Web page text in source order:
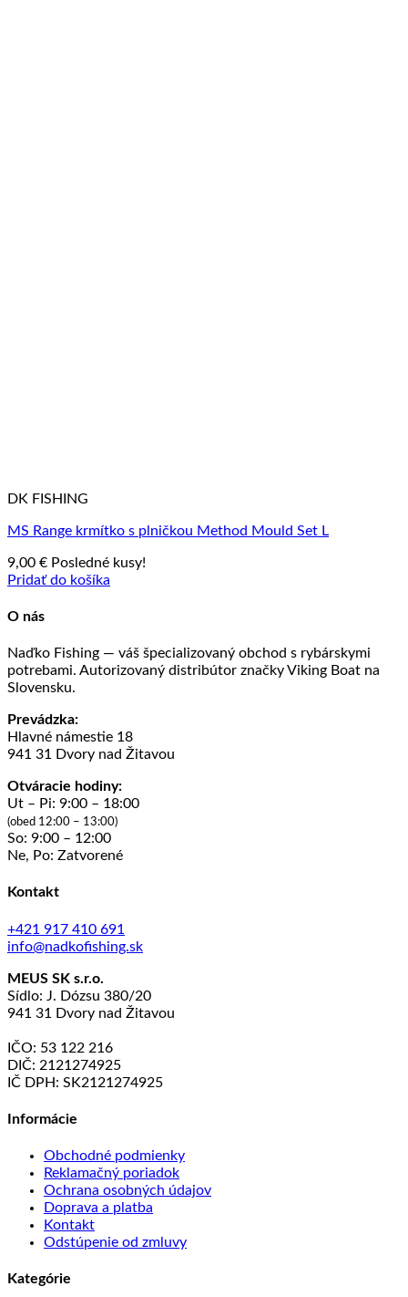
DK FISHING
MS Range krmítko s plničkou Method Mould Set L
9,00 € Posledné kusy!
Pridať do košíka
O nás
Naďko Fishing — váš špecializovaný obchod s rybárskymi
potrebami. Autorizovaný distribútor značky Viking Boat na
Slovensku.
Prevádzka:
Hlavné námestie 18
941 31 Dvory nad Žitavou
Otváracie hodiny:
Ut – Pi: 9:00 – 18:00
(obed 12:00 – 13:00)
So: 9:00 – 12:00
Ne, Po: Zatvorené
Kontakt
+421 917 410 691
info@nadkofishing.sk
MEUS SK s.r.o.
Sídlo: J. Dózsu 380/20
941 31 Dvory nad Žitavou
IČO: 53 122 216
DIČ: 2121274925
IČ DPH: SK2121274925
Informácie
Obchodné podmienky
Reklamačný poriadok
Ochrana osobných údajov
Doprava a platba
Kontakt
Odstúpenie od zmluvy
Kategórie